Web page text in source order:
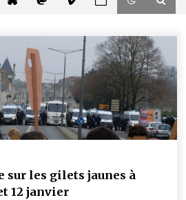
sur les gilets jaunes à
12 janvier